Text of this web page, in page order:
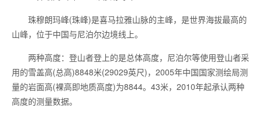
珠穆朗玛峰(珠峰)是喜马拉雅山脉的主峰，是世界海拔最高的
山峰，位于中国与尼泊尔边境线上。
两种高度：登山者登上的是总体高度，尼泊尔等使用登山者采
用的雪盖高(总高)8848米(29029英尺)，2005年中国国家测绘局测
量的岩面高(裸高即地质高度)为8844。43米，2010年起承认两种
高度的测量数据。